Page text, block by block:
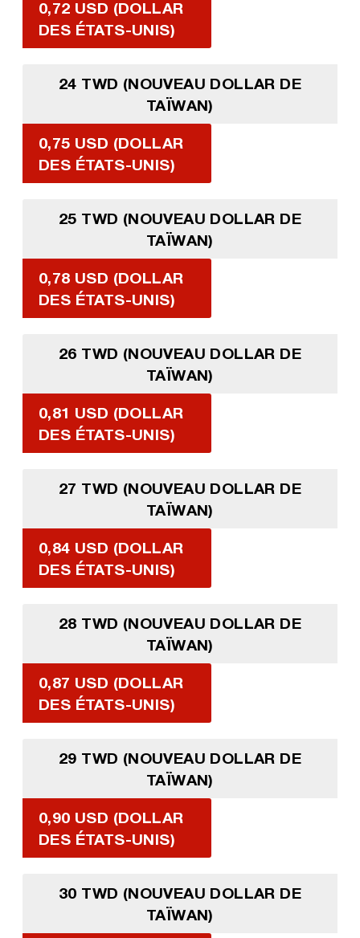
0,72 USD (DOLLAR
DES ÉTATS-UNIS)
24 TWD (NOUVEAU DOLLAR DE
TAÏWAN)
0,75 USD (DOLLAR
DES ÉTATS-UNIS)
25 TWD (NOUVEAU DOLLAR DE
TAÏWAN)
0,78 USD (DOLLAR
DES ÉTATS-UNIS)
26 TWD (NOUVEAU DOLLAR DE
TAÏWAN)
0,81 USD (DOLLAR
DES ÉTATS-UNIS)
27 TWD (NOUVEAU DOLLAR DE
TAÏWAN)
0,84 USD (DOLLAR
DES ÉTATS-UNIS)
28 TWD (NOUVEAU DOLLAR DE
TAÏWAN)
0,87 USD (DOLLAR
DES ÉTATS-UNIS)
29 TWD (NOUVEAU DOLLAR DE
TAÏWAN)
0,90 USD (DOLLAR
DES ÉTATS-UNIS)
30 TWD (NOUVEAU DOLLAR DE
TAÏWAN)